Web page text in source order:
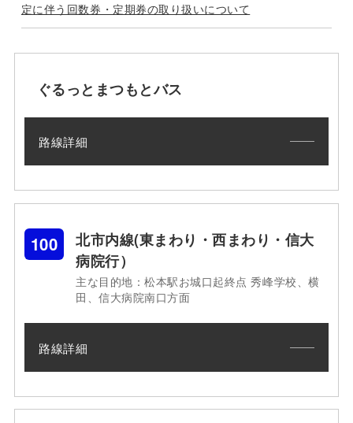
定に伴う回数券・定期券の取り扱いについて
ぐるっとまつもとバス
路線詳細
100
北市内線(東まわり・西まわり・信大
病院行）
主な目的地：松本駅お城口起終点 秀峰学校、横
田、信大病院南口方面
路線詳細